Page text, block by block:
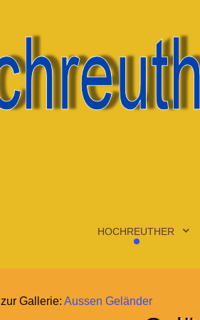
HOCHREUTHER
zur Gallerie:Aussen Geländer